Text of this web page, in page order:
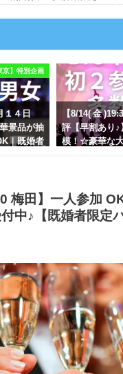
京】特別企画
４日
景品が抽
｜既婚者
シャレ男
ある大人
パーティ
【8/14( 金
評【早割あり
模！☆豪華な
ティー♪＠茶屋
梅田】一人参加
中♪【既婚者限定